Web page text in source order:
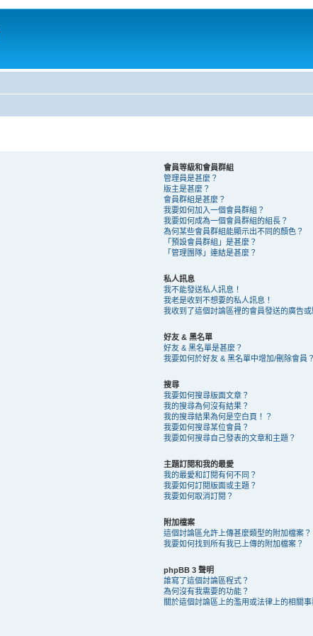
會員等級和會員群組
管理員是甚麼？
版主是甚麼？
會員群組是甚麼？
我要如何加入一個會員群組？
我要如何成為一個會員群組的組長？
為何某些會員群組能顯示出不同的顏色？
「預設會員群組」是甚麼？
「管理團隊」連結是甚麼？
私人訊息
我不能發送私人訊息！
我老是收到不想要的私人訊息！
我收到了這個討論區裡的會員發送的廣告或
好友 & 黑名單
好友 & 黑名單是甚麼？
我要如何於好友 & 黑名單中增加/刪除會員？
搜尋
我要如何搜尋版面文章？
我的搜尋為何沒有結果？
我的搜尋結果為何是空白頁！？
我要如何搜尋某位會員？
我要如何搜尋自己發表的文章和主題？
主題訂閱和我的最愛
我的最愛和訂閱有何不同？
我要如何訂閱版面或主題？
我要如何取消訂閱？
附加檔案
這個討論區允許上傳甚麼類型的附加檔案？
我要如何找到所有我已上傳的附加檔案？
phpBB 3 聲明
誰寫了這個討論區程式？
為何沒有我需要的功能？
關於這個討論區上的濫用或法律上的相關